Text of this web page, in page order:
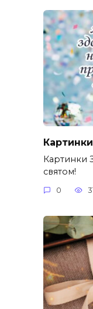
Картинки
святом!
0